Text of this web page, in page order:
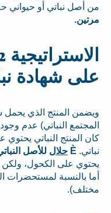
من أصل نباتي أو حيواني
مرتين.
على شهادة
ويضمن المنتج الذي يحمل
المجتمع النباتي) عدم
نباتي. È حلال للأصل
يحتوي على الكحول، ولكن
أما بالنسبة لمستحضرات
مختلف).